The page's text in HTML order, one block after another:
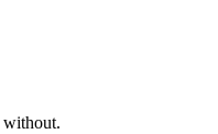
without.